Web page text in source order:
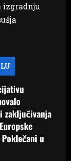
zaključivanja
u